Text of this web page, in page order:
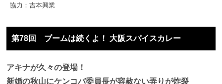
協力：吉本興業
第78回 ブームは続くよ！ 大阪スパイスカレー
アキナが久々の登場！
新婚の秋山にケンコバ委員長が容赦ない弄りが炸裂